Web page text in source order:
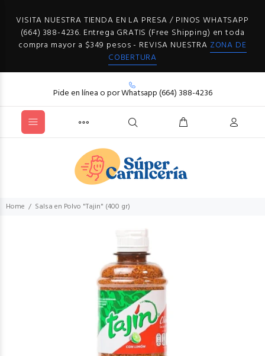
VISITA NUESTRA TIENDA EN LA PRESA / PINOS WHATSAPP
(664) 388-4236. Entrega GRATIS (Free Shipping) en toda
compra mayor a $349 pesos - REVISA NUESTRA ZONA DE
COBERTURA
Pide en línea o por Whatsapp (664) 388-4236
Home Salsa en Polvo "Tajin" (400 gr)